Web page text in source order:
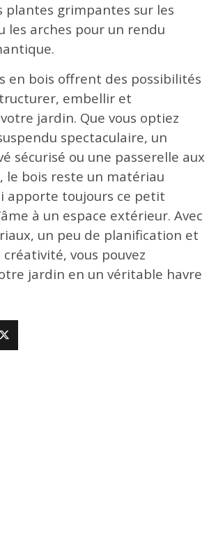
plantes grimpantes sur les
les arches pour un rendu
en bois offrent des possibilités
embellir et
jardin. Que vous optiez
spectaculaire, un
sécurisé ou une passerelle aux
le bois reste un matériau
apporte toujours ce petit
à un espace extérieur. Avec
un peu de planification et
vous pouvez
jardin en un véritable havre